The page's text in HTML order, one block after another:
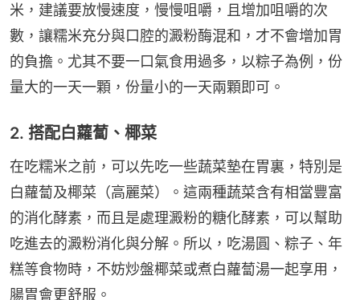
米，建議要放慢速度，慢慢咀嚼，且增加咀嚼的次
數，讓糯米充分與口腔的澱粉酶混和，才不會增加胃
的負擔。尤其不要一口氣食用過多，以粽子為例，份
量大的一天一顆，份量小的一天兩顆即可。
2. 搭配白蘿蔔、椰菜
在吃糯米之前，可以先吃一些蔬菜墊在胃裏，特別是
白蘿蔔及椰菜（高麗菜）。這兩種蔬菜含有相當豐富
的消化酵素，而且是處理澱粉的糖化酵素，可以幫助
吃進去的澱粉消化與分解。所以，吃湯圓、粽子、年
糕等食物時，不妨炒盤椰菜或煮白蘿蔔湯一起享用，
腸胃會更舒服。